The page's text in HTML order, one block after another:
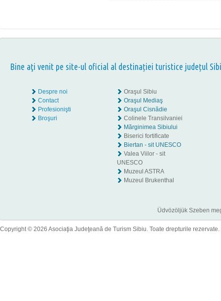
Bine aţi venit pe site-ul oficial al destinației turistice județul
Despre noi
Contact
Profesionişti
Broşuri
Oraşul Sibiu
Oraşul Mediaş
Oraşul Cisnădie
Colinele Transilvaniei
Mărginimea Sibiului
Biserici fortificate
Biertan - sit UNESCO
Valea Viilor - sit
UNESCO
Muzeul ASTRA
Muzeul Brukenthal
Üdvözöljük Szeben
Copyright © 2026 Asociaţia Judeţeană de Turism Sibiu. Toate drepturile rezervate.